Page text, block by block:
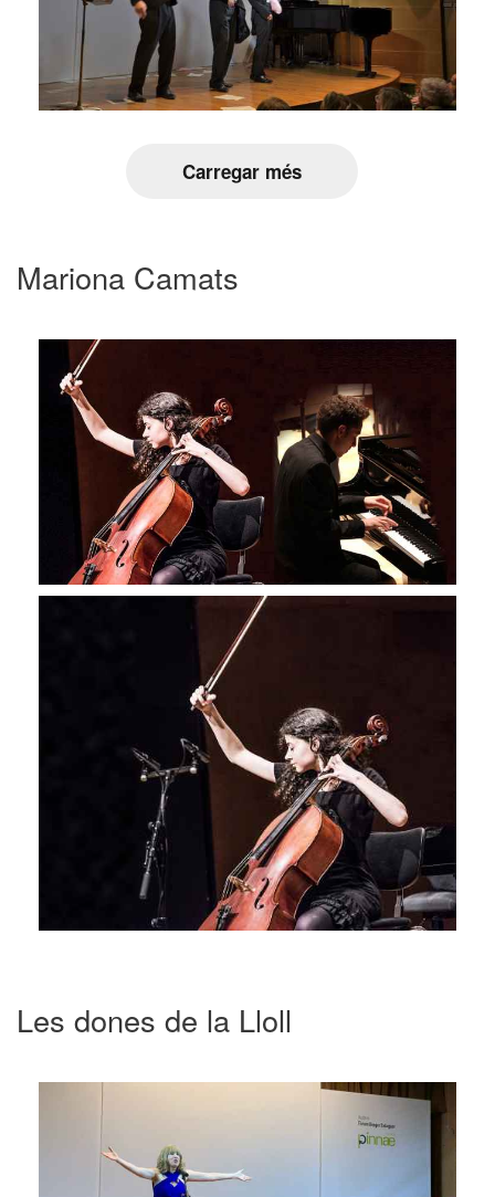
Carregar més
Mariona Camats
Les dones de la Lloll